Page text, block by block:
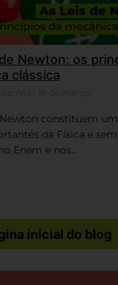
Newton: os
clássica
constituem
da Física e
Enem e nos...
inicial do blog